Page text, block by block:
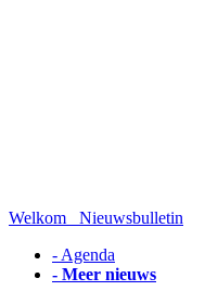
Welkom
Nieuwsbulletin
- Agenda
- Meer nieuws